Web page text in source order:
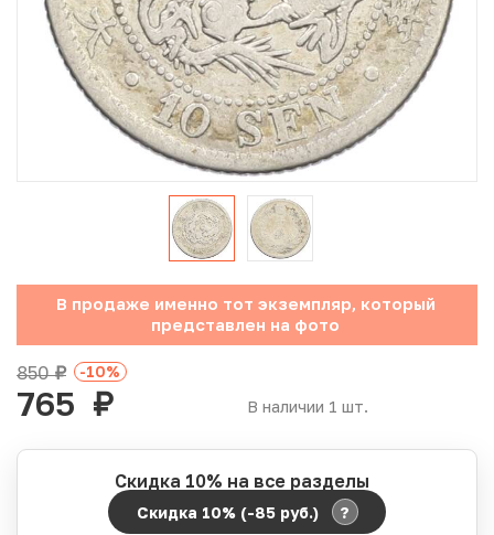
Юбилейные монеты Банка России (с 1999 года)
Памятные и инвестиционные монеты СССР и России
Иностранные монеты
Неофициальные выпуски монет (Unusual)
Античные и средневековые монеты
Наборы монет
Инвестиционные монеты
В продаже именно тот экземпляр, который
представлен на фото
В наличии 1 шт.
850руб. -10%
765 руб.
Скидка 10% на все разделы
Скидка 10% (-85 руб.) ?